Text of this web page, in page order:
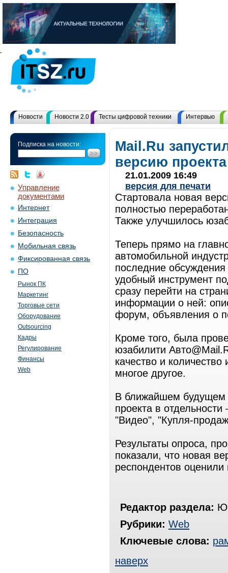
Новости Новости 2.0 Тесты цифровой техники Интервью
Подписка на новости:
Управление
документами
Интернет
Интеграция
Безопасность
Мобильная связь
Фиксированная связь
ПО
Рынок ПК
Маркетинг
Торговые сети
Оборудование
Outsourcing
Кадры
Регулирование
Финансы
Web
Mail.Ru
версию
21.01.2009 16:49
версия для печати
Стартовала новая
полностью
Также улучшилось
Теперь прямо на
автомобильной
последние
удобный инструмент
сразу перейти на
информации о ней:
форум, объявления о
Кроме того, была
юзабилити
качество и
многое другое.
В ближайшем будущем
проекта в
"Видео", "Купля-
Результаты опроса,
показали, что новая
респондентов
Редактор раздела:
Рубрики: Web
Ключевые слова:
наверх